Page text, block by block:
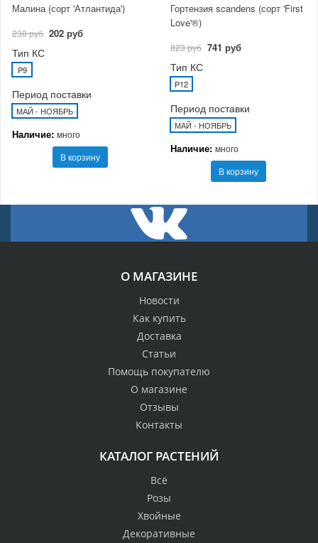
Малина (сорт 'Атлантида')
238 руб 202 руб
Тип КС
P9
Период поставки
МАЙ - НОЯБРЬ
Наличие: много
В корзину
Гортензия scandens (сорт 'First
Love'®)
823 руб 741 руб
Тип КС
P12
Период поставки
МАЙ - НОЯБРЬ
Наличие: много
В корзину
О МАГАЗИНЕ
Новости
Как купить
Доставка
Статьи
Помощь покупателю
О магазине
Отзывы
Контакты
КАТАЛОГ РАСТЕНИЙ
Всё
Розы
Хвойные
Декоративные